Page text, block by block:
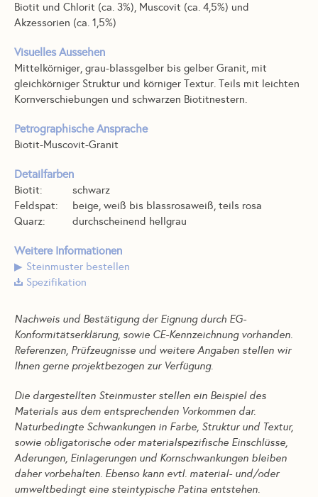
Biotit und Chlorit (ca. 3%), Muscovit (ca. 4,5%) und
Akzessorien (ca. 1,5%)
Visuelles Aussehen
Mittelkörniger, grau-blassgelber bis gelber Granit, mit
gleichkörniger Struktur und körniger Textur. Teils mit leichten
Kornverschiebungen und schwarzen Biotitnestern.
Petrographische Ansprache
Biotit-Muscovit-Granit
Detailfarben
Biotit:
schwarz
Feldspat:
beige, weiß bis blassrosaweiß, teils rosa
Quarz:
durchscheinend hellgrau
Weitere Informationen
Steinmuster bestellen
Spezifikation
Nachweis und Bestätigung der Eignung durch EG-
Konformitätserklärung, sowie CE-Kennzeichnung vorhanden.
Referenzen, Prüfzeugnisse und weitere Angaben stellen wir
Ihnen gerne projektbezogen zur Verfügung.
Die dargestellten Steinmuster stellen ein Beispiel des
Materials aus dem entsprechenden Vorkommen dar.
Naturbedingte Schwankungen in Farbe, Struktur und Textur,
sowie obligatorische oder materialspezifische Einschlüsse,
Aderungen, Einlagerungen und Kornschwankungen bleiben
daher vorbehalten. Ebenso kann evtl. material- und/oder
umweltbedingt eine steintypische Patina entstehen.